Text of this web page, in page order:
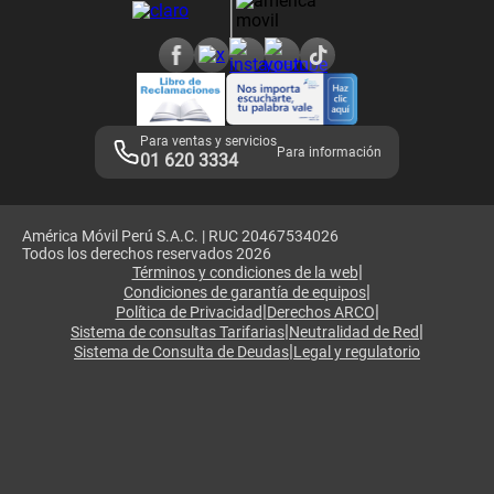
Adquirientes iPhone 6, 6S y SE
Mensaje de Seguridad
Términos y Condiciones de Tienda Claro
Libro de Reclamaciones
Legales de marketplace
Para ventas y servicios
01 620 3334 Para información
América Móvil Perú S.A.C. | RUC 20467534026
Todos los derechos reservados 2026
Términos y condiciones de la web|
Condiciones de garantía de equipos|
Política de Privacidad|Derechos ARCO|
Sistema de consultas Tarifarias|Neutralidad de Red|
Sistema de Consulta de Deudas|Legal y regulatorio